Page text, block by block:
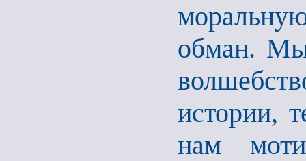
обман. Мы
истории,
нам